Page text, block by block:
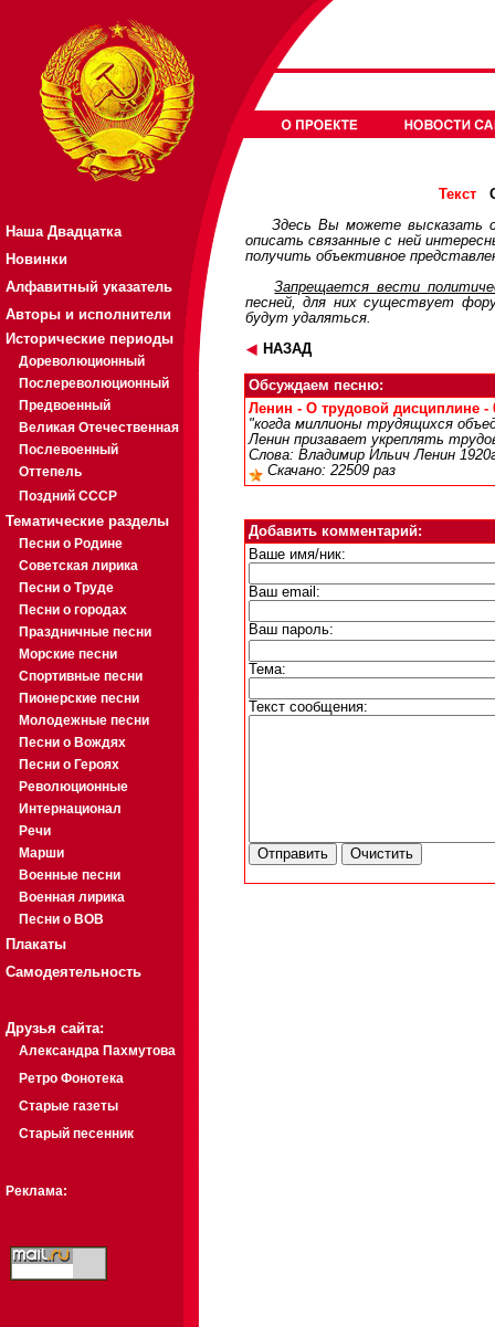
Наша Двадцатка
Новинки
Алфавитный указатель
Авторы и исполнители
Исторические периоды
Дореволюционный
Послереволюционный
Предвоенный
Великая Отечественная
Послевоенный
Оттепель
Поздний СССР
Тематические разделы
Песни о Родине
Советская лирика
Песни о Труде
Песни о городах
Праздничные песни
Морские песни
Спортивные песни
Пионерские песни
Молодежные песни
Песни о Вождях
Песни о Героях
Революционные
Интернационал
Речи
Марши
Военные песни
Военная лирика
Песни о ВОВ
Плакаты
Самодеятельность
Друзья сайта:
Александра Пахмутова
Ретро Фонотека
Старые газеты
Старый песенник
Реклама:
Текст
Здесь Вы можете высказать
описать связанные с ней
получить объективное
Запрещается вести
песней, для них существует
будут удаляться.
НАЗАД
Обсуждаем песню:
Ленин - О трудовой дисциплине -
"когда миллионы трудящихся
Ленин призавает укреплять
Слова: Владимир Ильич Ленин
Скачано: 22509 раз
Добавить комментарий:
Ваше имя/ник:
Ваш email:
Ваш пароль:
Тема:
Текст сообщения: